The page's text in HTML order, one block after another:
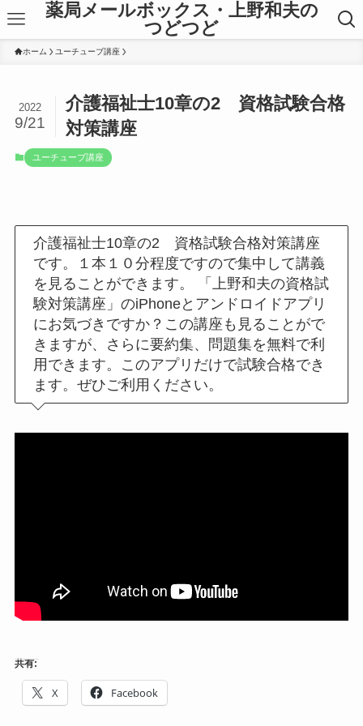
薬局メールボックス・上野和夫の
つどつど
ホーム ユーチューブ講座
介護福祉士10章の2 資格試験合格
対策講座
2022
9/21
ユーチューブ講座
介護福祉士10章の2 資格試験合格対策講座
です。１本１０分程度ですので集中して講義
を見ることができます。 「上野和夫の資格試
験対策講座」のiPhoneとアンドロイドアプリ
にお気づきですか？この講座も見ることがで
きますが、さらに要約集、問題集を無料で利
用できます。このアプリだけで試験合格でき
ます。ぜひご利用ください。
共有:
X Facebook